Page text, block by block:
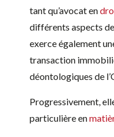
tant qu’avocat en
différents aspects
exerce également
transaction
déontologiques de
Progressivement,
particulière en